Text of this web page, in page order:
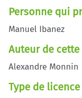
Personne qui
Manuel Ibanez
Auteur de cette
Alexandre Monnin
Type de licence